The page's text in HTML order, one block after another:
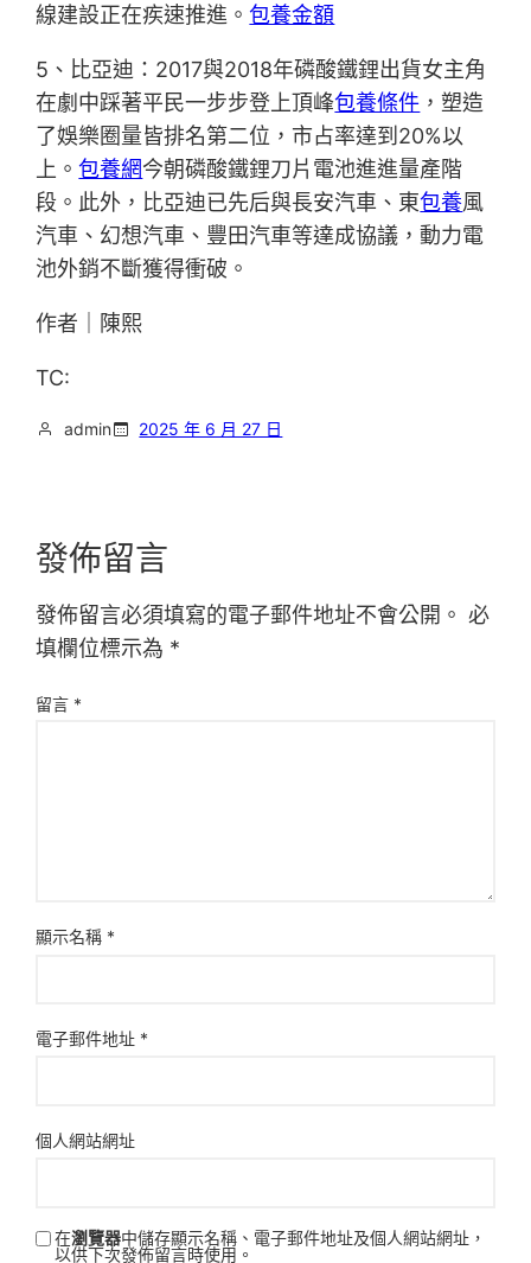
線建設正在疾速推進。包養金額
5、比亞迪：2017與2018年磷酸鐵鋰出貨女主角
在劇中踩著平民一步步登上頂峰包養條件 ，塑造
了娛樂圈量皆排名第二位，市占率達到20%以
上。包養網今朝磷酸鐵鋰刀片電池進進量產階
段。此外，比亞迪已先后與長安汽車、東包養風
汽車、幻想汽車、豐田汽車等達成協議，動力電
池外銷不斷獲得衝破。
作者｜陳熙
TC:
admin 2025 年 6 月 27 日
發佈留言
發佈留言必須填寫的電子郵件地址不會公開。 必
填欄位標示為 *
留言 *
顯示名稱 *
電子郵件地址 *
個人網站網址
在瀏覽器中儲存顯示名稱、電子郵件地址及個人網站網址，
以供下次發佈留言時使用。